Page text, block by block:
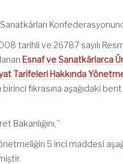
tarihli ve 26787 sayılı
Esnaf ve Sanatkârlarca
Tarifeleri Hakkında
fıkrasına aşağıdaki bent
Bakanlığını,”
5 inci maddesi